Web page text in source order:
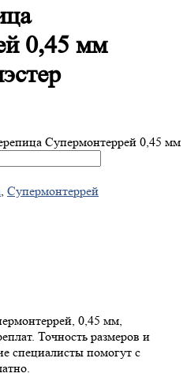
0,45 мм
Супермонтеррей 0,45 мм
, Супермонтеррей
0,45 мм,
Точность размеров и
специалисты помогут с